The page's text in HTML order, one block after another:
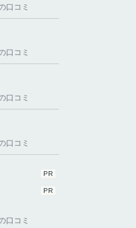
口コミ
口コミ
口コミ
口コミ
口コミ